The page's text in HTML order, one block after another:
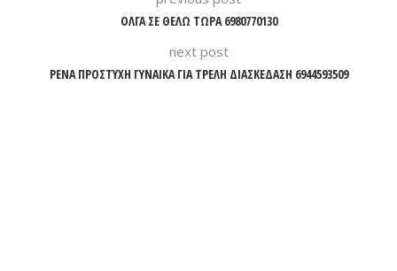
ΟΛΓΑ ΣΕ ΘΕΛΩ ΤΩΡΑ 6980770130
next post
ΡΕΝΑ ΠΡΟΣΤΥΧΗ ΓΥΝΑΙΚΑ ΓΙΑ ΤΡΕΛΗ ΔΙΑΣΚΕΔΑΣΗ 6944593509